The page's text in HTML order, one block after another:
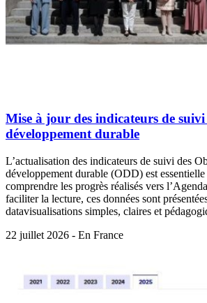
Mise à jour des indicateurs de
développement durable
L’actualisation des indicateurs de suivi des
développement durable (ODD) est
comprendre les progrès réalisés vers
faciliter la lecture, ces données sont
datavisualisations simples, claires et
22 juillet 2026 - En France